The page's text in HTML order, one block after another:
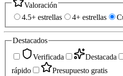
Valoración
4.5+ estrellas
4+ estrellas
Destacados
Verificada
Destacada
rápido
Presupuesto gratis